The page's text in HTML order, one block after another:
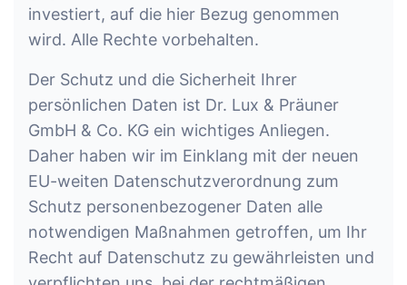
investiert, auf die hier Bezug genommen
wird. Alle Rechte vorbehalten.
Der Schutz und die Sicherheit Ihrer
persönlichen Daten ist Dr. Lux & Präuner
GmbH & Co. KG ein wichtiges Anliegen.
Daher haben wir im Einklang mit der neuen
EU-weiten Datenschutzverordnung zum
Schutz personenbezogener Daten alle
notwendigen Maßnahmen getroffen, um Ihr
Recht auf Datenschutz zu gewährleisten und